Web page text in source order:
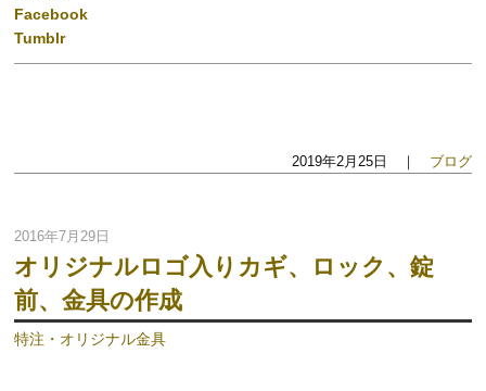
Facebook
Tumblr
2019年2月25日 ｜ ブログ
2016年7月29日
オリジナルロゴ入りカギ、ロック、錠
前、金具の作成
特注・オリジナル金具